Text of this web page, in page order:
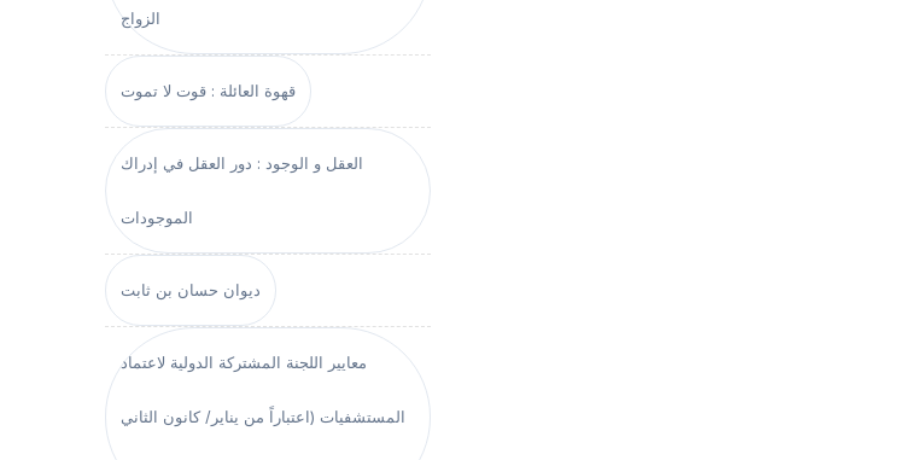
الزواج
قهوة العائلة : قوت لا تموت
العقل و الوجود : دور العقل في إدراك
الموجودات
ديوان حسان بن ثابت
معايير اللجنة المشتركة الدولية لاعتماد
المستشفيات (اعتباراً من يناير/ كانون الثاني